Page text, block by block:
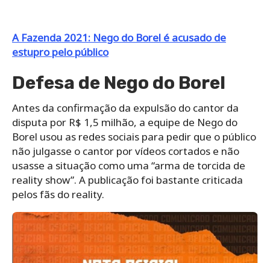
A Fazenda 2021: Nego do Borel é acusado de
estupro pelo público
Defesa de Nego do Borel
Antes da confirmação da expulsão do cantor da
disputa por R$ 1,5 milhão, a equipe de Nego do
Borel usou as redes sociais para pedir que o público
não julgasse o cantor por vídeos cortados e não
usasse a situação como uma “arma de torcida de
reality show”. A publicação foi bastante criticada
pelos fãs do reality.